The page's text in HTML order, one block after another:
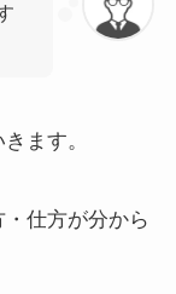
ます。
仕方が分から